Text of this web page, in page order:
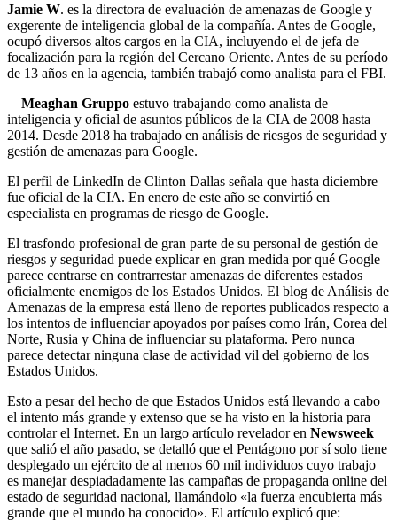
Jamie W. es la directora de evaluación de amenazas de Google y
exgerente de inteligencia global de la compañía. Antes de Google,
ocupó diversos altos cargos en la CIA, incluyendo el de jefa de
focalización para la región del Cercano Oriente. Antes de su período
de 13 años en la agencia, también trabajó como analista para el FBI.
Meaghan Gruppo estuvo trabajando como analista de
inteligencia y oficial de asuntos públicos de la CIA de 2008 hasta
2014. Desde 2018 ha trabajado en análisis de riesgos de seguridad y
gestión de amenazas para Google.
El perfil de LinkedIn de Clinton Dallas señala que hasta diciembre
fue oficial de la CIA. En enero de este año se convirtió en
especialista en programas de riesgo de Google.
El trasfondo profesional de gran parte de su personal de gestión de
riesgos y seguridad puede explicar en gran medida por qué Google
parece centrarse en contrarrestar amenazas de diferentes estados
oficialmente enemigos de los Estados Unidos. El blog de Análisis de
Amenazas de la empresa está lleno de reportes publicados respecto a
los intentos de influenciar apoyados por países como Irán, Corea del
Norte, Rusia y China de influenciar su plataforma. Pero nunca
parece detectar ninguna clase de actividad vil del gobierno de los
Estados Unidos.
Esto a pesar del hecho de que Estados Unidos está llevando a cabo
el intento más grande y extenso que se ha visto en la historia para
controlar el Internet. En un largo artículo revelador en Newsweek
que salió el año pasado, se detalló que el Pentágono por sí solo tiene
desplegado un ejército de al menos 60 mil individuos cuyo trabajo
es manejar despiadadamente las campañas de propaganda online del
estado de seguridad nacional, llamándolo «la fuerza encubierta más
grande que el mundo ha conocido». El artículo explicó que: